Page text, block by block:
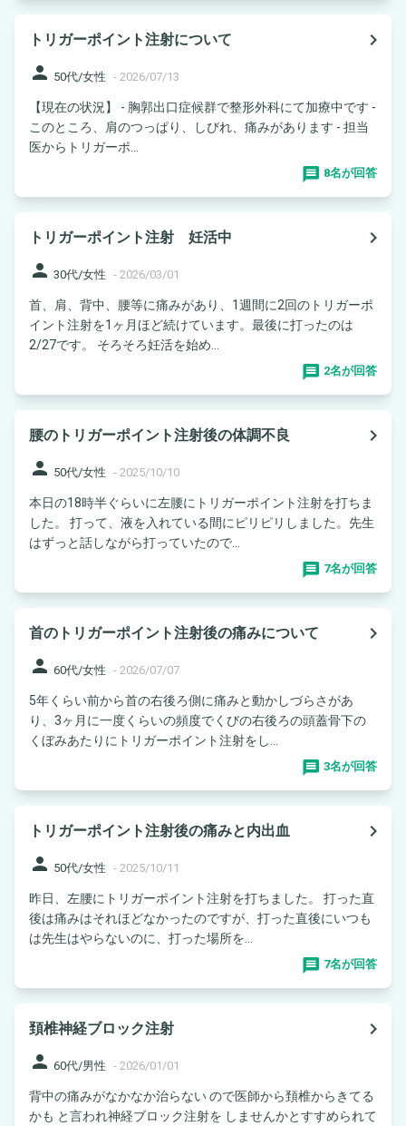
トリガーポイント注射について
navigate_next
person 50代/女性 - 2026/07/13
【現在の状況】 - 胸郭出口症候群で整形外科にて加療中です -
このところ、肩のつっぱり、しびれ、痛みがあります - 担当
医からトリガーポ...
8名が回答
トリガーポイント注射 妊活中
navigate_next
person 30代/女性 - 2026/03/01
首、肩、背中、腰等に痛みがあり、1週間に2回のトリガーポ
イント注射を1ヶ月ほど続けています。最後に打ったのは
2/27です。 そろそろ妊活を始め...
2名が回答
腰のトリガーポイント注射後の体調不良
navigate_next
person 50代/女性 - 2025/10/10
本日の18時半ぐらいに左腰にトリガーポイント注射を打ちま
した。 打って、液を入れている間にピリピリしました。先生
はずっと話しながら打っていたので...
7名が回答
首のトリガーポイント注射後の痛みについて
navigate_next
person 60代/女性 - 2026/07/07
5年くらい前から首の右後ろ側に痛みと動かしづらさがあ
り、3ヶ月に一度くらいの頻度でくびの右後ろの頭蓋骨下の
くぼみあたりにトリガーポイント注射をし...
3名が回答
トリガーポイント注射後の痛みと内出血
navigate_next
person 50代/女性 - 2025/10/11
昨日、左腰にトリガーポイント注射を打ちました。 打った直
後は痛みはそれほどなかったのですが、打った直後にいつも
は先生はやらないのに、打った場所を...
7名が回答
頚椎神経ブロック注射
navigate_next
person 60代/男性 - 2026/01/01
背中の痛みがなかなか治らない ので医師から頚椎からきてる
かも と言われ神経ブロック注射を しませんかとすすめられて